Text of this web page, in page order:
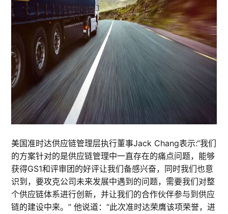
美国准时达供应链管理层执行董事Jack Chang表示:“我们
的方案针对的是供应链管理中一直存在的痛点问题，能够
获得GS1和评审团的好评让我们备感兴奋，同时我们也意
识到，要攻克公司未来发展中遇到的问题，需要我们对整
个供应链体系进行创新，并让我们的合作伙伴参与到供应
链的建设中来。” 他说道：“此次准时达荣膺该项荣誉，进